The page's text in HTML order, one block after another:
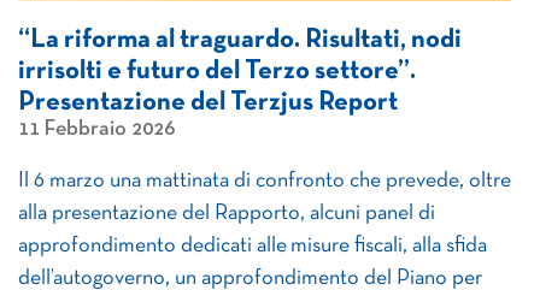
“La riforma al traguardo. Risultati, nodi
irrisolti e futuro del Terzo settore”.
Presentazione del Terzjus Report
11 Febbraio 2026
Il 6 marzo una mattinata di confronto che prevede, oltre
alla presentazione del Rapporto, alcuni panel di
approfondimento dedicati alle misure fiscali, alla sfida
dell’autogoverno, un approfondimento del Piano per